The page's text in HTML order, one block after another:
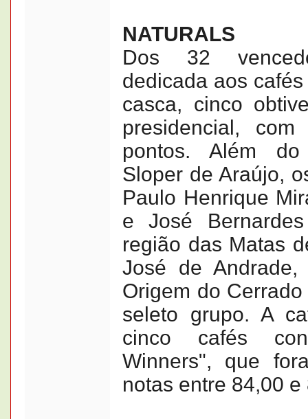
NATURALS
Dos 32
dedicada aos
casca, cinco
presidencial,
pontos. Além do
Sloper de Araújo,
Paulo Henrique
e José
região das Matas
José de
Origem do
seleto grupo. A
cinco cafés
Winners", que
notas entre 84,00